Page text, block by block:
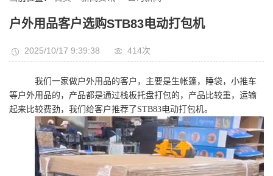
户外用品客户选购STB83电动打包机
2025/10/17 9:39:38 414次
我们一家做户外用品的客户，主要是生帐篷，睡袋，小推车
等户外用品的，产品都是通过栈板托盘打包的，产品比较重，运输
起来比较费劲，我们给客户推荐了STB83电动打包机。